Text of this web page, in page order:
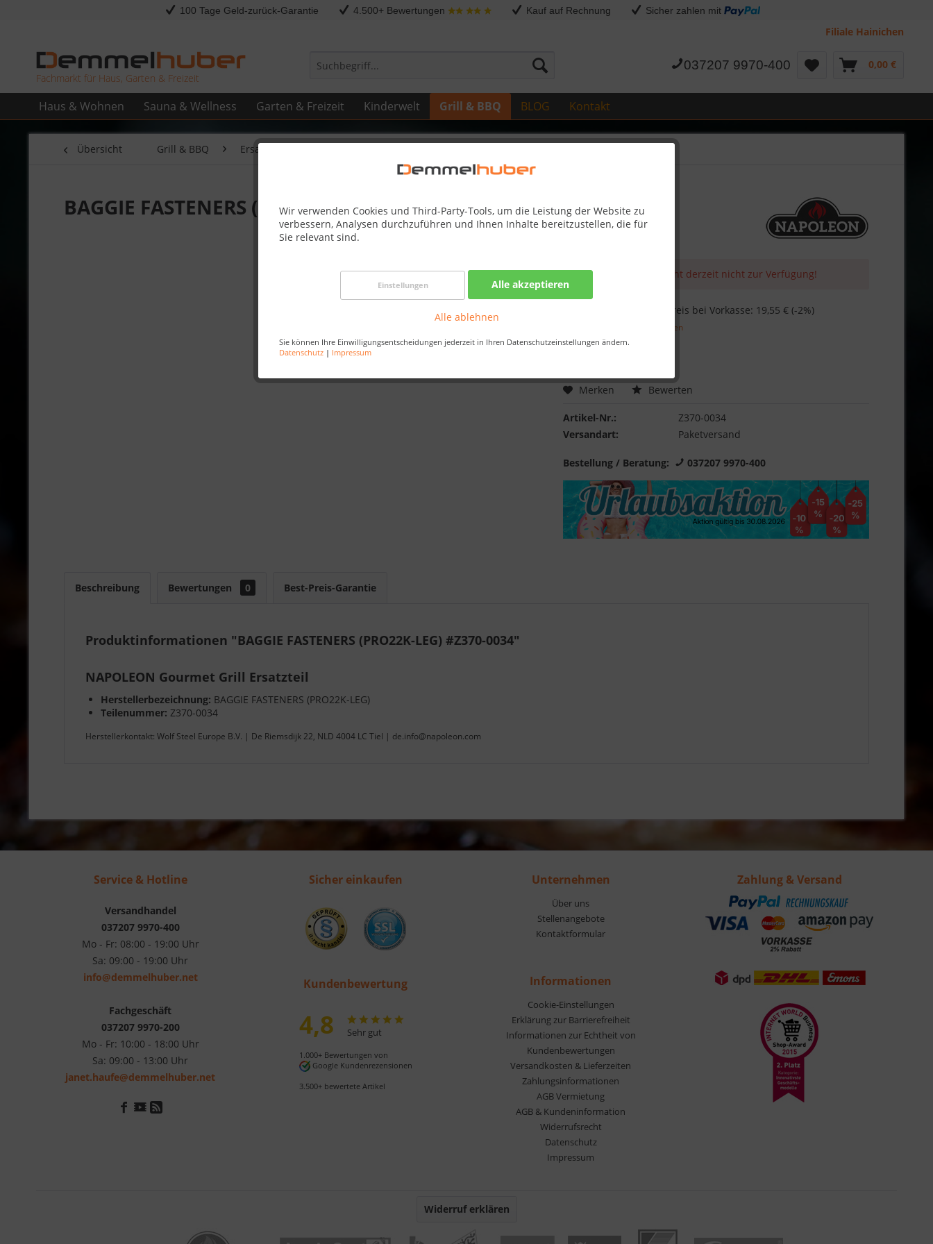
100 Tage Geld-zurück-Garantie 4.500+ Bewertungen Kauf auf Rechnung Sicher zahlen mit
Filiale Hainichen
Fachmarkt für Haus, Garten & Freizeit
037207 9970-400 0,00 €
Haus & Wohnen Sauna & Wellness Garten & Freizeit Kinderwelt Grill & BBQ BLOG Kontakt
Wir verwenden Cookies und Third-Party-Tools, um die Leistung der Website zu
verbessern, Analysen durchzuführen und Ihnen Inhalte bereitzustellen, die für
Sie relevant sind.
Einstellungen Alle akzeptieren
Alle ablehnen
Sie können Ihre Einwilligungsentscheidungen jederzeit in Ihren Datenschutzeinstellungen ändern.
Datenschutz | Impressum
Übersicht Grill & BBQ Ersatzteile
BAGGIE FASTENERS (PRO22K-LEG) #Z370-0034
Dieser Artikel steht derzeit nicht zur Verfügung!
19,95 € Skonto-Preis bei Vorkasse: 19,55 € (-2%)
zzgl. Versandkosten
Best-Preis-Garantie
Merken Bewerten
Artikel-Nr.:
Z370-0034
Versandart:
Paketversand
Bestellung / Beratung: 037207 9970-400
Beschreibung Bewertungen 0 Best-Preis-Garantie
Produktinformationen "BAGGIE FASTENERS (PRO22K-LEG) #Z370-0034"
NAPOLEON Gourmet Grill Ersatzteil
Herstellerbezeichnung: BAGGIE FASTENERS (PRO22K-LEG)
Teilenummer: Z370-0034
Herstellerkontakt: Wolf Steel Europe B.V. | De Riemsdijk 22, NLD 4004 LC Tiel | de.info@napoleon.com
Service & Hotline
Versandhandel
037207 9970-400
Mo - Fr: 08:00 - 19:00 Uhr
Sa: 09:00 - 19:00 Uhr
info@demmelhuber.net
Fachgeschäft
037207 9970-200
Mo - Fr: 10:00 - 18:00 Uhr
Sa: 09:00 - 13:00 Uhr
janet.haufe@demmelhuber.net
Sicher einkaufen
Kundenbewertung
4,8 Sehr gut
1.000+ Bewertungen von
Google Kundenrezensionen
3.500+ bewertete Artikel
Unternehmen
Über uns
Stellenangebote
Kontaktformular
Informationen
Cookie-Einstellungen
Erklärung zur Barrierefreiheit
Informationen zur Echtheit von
Kundenbewertungen
Versandkosten & Lieferzeiten
Zahlungsinformationen
AGB Vermietung
AGB & Kundeninformation
Widerrufsrecht
Datenschutz
Impressum
Zahlung & Versand
Widerruf erklären